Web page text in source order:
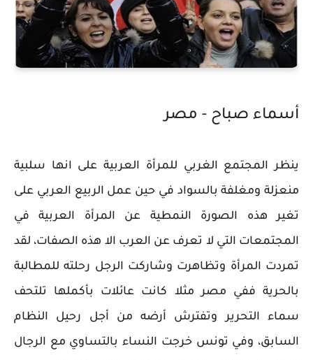
أسماء صباح - مصر
ينظر المجتمع الغربي للمرأة العربية على انها سلبية
منعزلة ومغلفة بالسواد في حين عمل الربيع العربي على
تغير هذه الصورة النمطية عن المرأة العربية في
المجتمعات التي لا تعرف عن العرب الا هذه الصفات، لقد
تمردت المرأة وتظاهرت وشاركت الرجل رحلته للمطالبة
بالحرية ففي مصر مثلا كانت عائلات بأكملها تلتحف
سماء التحرير وتفترش أرضه من أجل رحيل النظام
السابق، وفي تونس خرجت النساء بالتساوي مع الرجال